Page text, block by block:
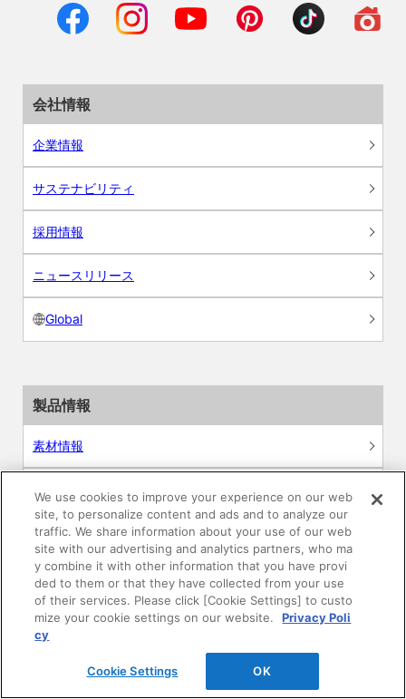
会社情報
企業情報
サステナビリティ
採用情報
ニュースリリース
Global
製品情報
素材情報
建材製品情報 総合TOP
住宅向け
公共・商業施設向け
リフォーム
エンジニアリング情報
We use cookies to improve your experience on our web
site, to personalize content and ads and to analyze our
traffic. We share information about your use of our web
site with our advertising and analytics partners, who ma
y combine it with other information that you have provi
ded to them or that they have collected from your use
of their services. Please click [Cookie Settings] to custo
mize your cookie settings on our website.
Privacy Poli
cy
Cookie Settings OK